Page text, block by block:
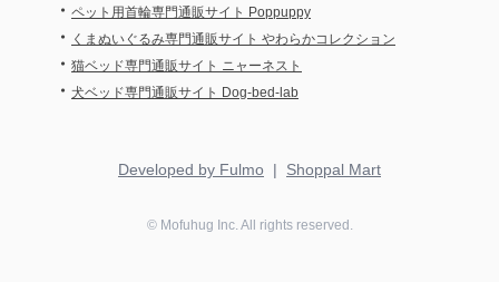
・ ペット用首輪専門通販サイト Poppuppy
・ くまぬいぐるみ専門通販サイト やわらかコレクション
・ 猫ベッド専門通販サイト ニャーネスト
・ 犬ベッド専門通販サイト Dog-bed-lab
Developed by Fulmo | Shoppal Mart
© Mofuhug Inc. All rights reserved.